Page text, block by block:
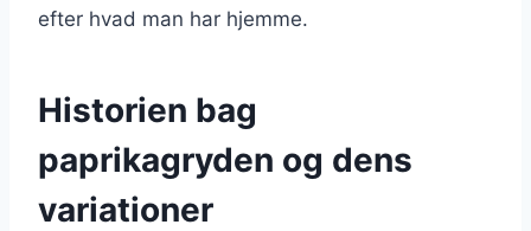
efter hvad man har hjemme.
Historien bag
paprikagryden og dens
variationer